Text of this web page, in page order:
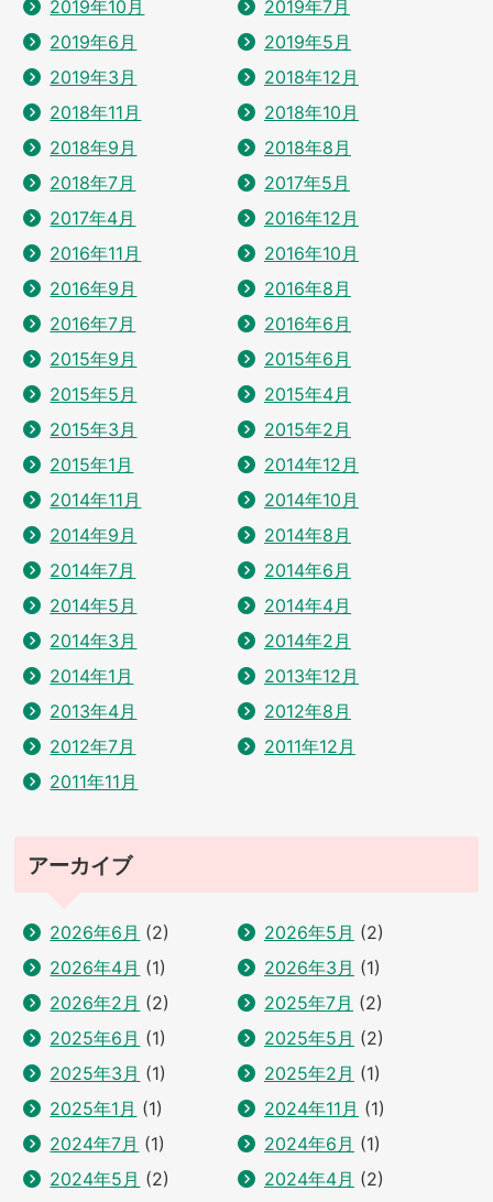
2019年10月
2019年7月
2019年6月
2019年5月
2019年3月
2018年12月
2018年11月
2018年10月
2018年9月
2018年8月
2018年7月
2017年5月
2017年4月
2016年12月
2016年11月
2016年10月
2016年9月
2016年8月
2016年7月
2016年6月
2015年9月
2015年6月
2015年5月
2015年4月
2015年3月
2015年2月
2015年1月
2014年12月
2014年11月
2014年10月
2014年9月
2014年8月
2014年7月
2014年6月
2014年5月
2014年4月
2014年3月
2014年2月
2014年1月
2013年12月
2013年4月
2012年8月
2012年7月
2011年12月
2011年11月
アーカイブ
2026年6月 (2) 2026年5月 (2)
2026年4月 (1) 2026年3月 (1)
2026年2月 (2) 2025年7月 (2)
2025年6月 (1) 2025年5月 (2)
2025年3月 (1) 2025年2月 (1)
2025年1月 (1) 2024年11月 (1)
2024年7月 (1) 2024年6月 (1)
2024年5月 (2) 2024年4月 (2)